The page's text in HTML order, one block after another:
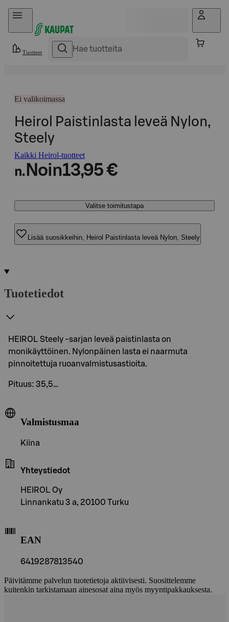
Hyppää sisältöön
Tuotteet
Ei valikoimassa
Heirol Paistinlasta leveä Nylon,
Steely
Kaikki Heirol-tuotteet
n. Noin13,95 €
Valitse toimitustapa
Lisää suosikkeihin, Heirol Paistinlasta leveä Nylon, Steely
Tuotetiedot
HEIROL Steely -sarjan leveä paistinlasta on
monikäyttöinen. Nylonpäinen lasta ei naarmuta
pinnoitettuja ruoanvalmistusastioita.
Pituus: 35,5…
Valmistusmaa
Kiina
Yhteystiedot
HEIROL Oy
Linnankatu 3 a, 20100 Turku
EAN
6419287813540
Päivitämme palvelun tuotetietoja aktiivisesti. Suosittelemme
kuitenkin tarkistamaan ainesosat aina myös myyntipakkauksesta.